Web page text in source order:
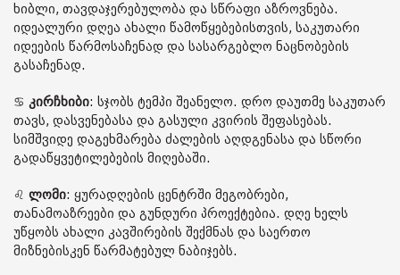
ხიბლი, თავდაჯერებულობა და სწრაფი აზროვნება.
იდეალური დღეა ახალი წამოწყებებისთვის, საკუთარი
იდეების წარმოსაჩენად და სასარგებლო ნაცნობების
გასაჩენად.
♋️ კირჩხიბი: სჯობს ტემპი შეანელო. დრო დაუთმე საკუთარ
თავს, დასვენებასა და გასული კვირის შეფასებას.
სიმშვიდე დაგეხმარება ძალების აღდგენასა და სწორი
გადაწყვეტილებების მიღებაში.
♌️ ლომი: ყურადღების ცენტრში მეგობრები,
თანამოაზრეები და გუნდური პროექტებია. დღე ხელს
უწყობს ახალი კავშირების შექმნას და საერთო
მიზნებისკენ წარმატებულ ნაბიჯებს.